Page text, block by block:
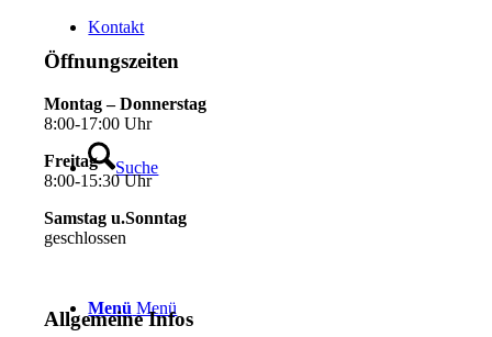
Kontakt
Suche
Menü Menü
Öffnungszeiten
Montag – Donnerstag
8:00-17:00 Uhr
Freitag
8:00-15:30 Uhr
Samstag u.Sonntag
geschlossen
Allgemeine Infos